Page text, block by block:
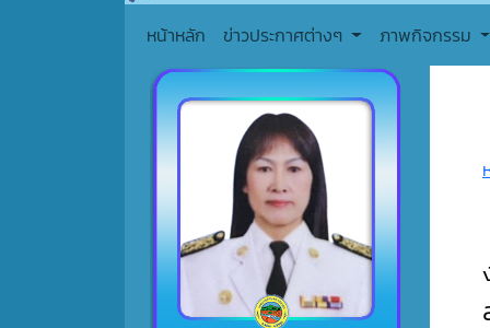
หน้าหลัก ข่าวประกาศต่างๆ ภาพกิจกรรม